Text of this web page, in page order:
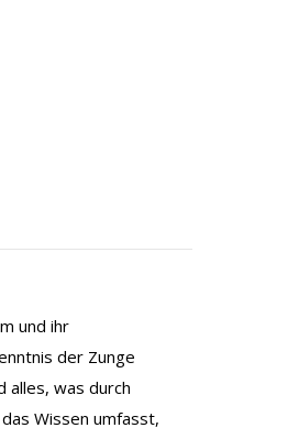
und ihr
der Zunge
alles, was durch
Wissen umfasst,